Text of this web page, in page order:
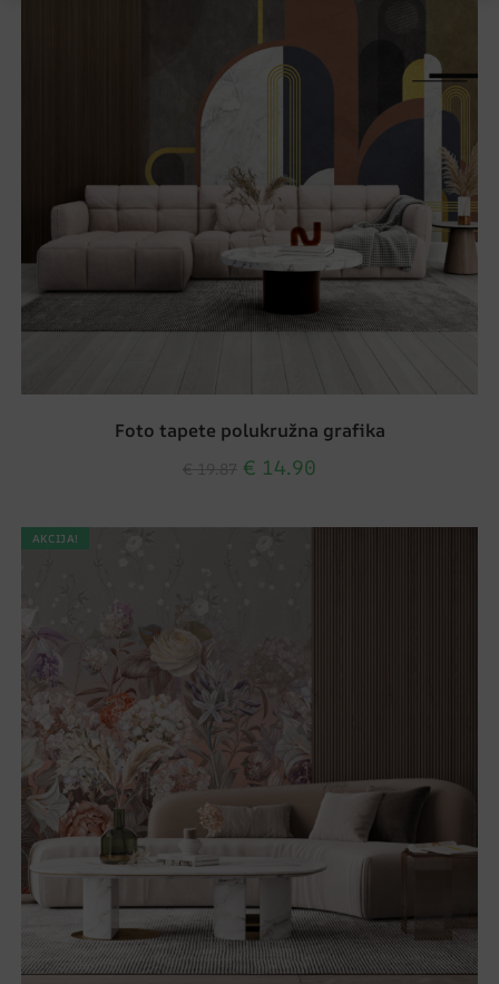
Foto tapete polukružna grafika
€ 14.90
AKCIJA!